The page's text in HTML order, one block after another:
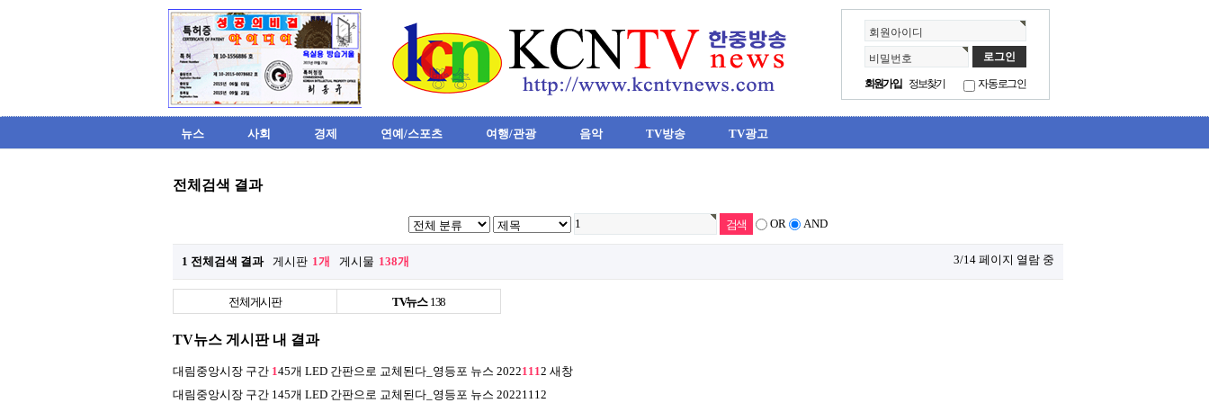
회원아이디
비밀번호
회원가입
정보찾기 자동로그인
뉴스 사회 경제 연예/스포츠 여행/관광 음악 TV방송 TV광고
전체검색 결과
OR AND
1 전체검색 결과 게시판 1개 게시물 138개 3/14 페이지 열람 중
전체게시판 TV뉴스 138
TV뉴스 게시판 내 결과
대림중앙시장 구간 145개 LED 간판으로 교체된다_영등포 뉴스 20221112 새창
대림중앙시장 구간 145개 LED 간판으로 교체된다_영등포 뉴스 20221112